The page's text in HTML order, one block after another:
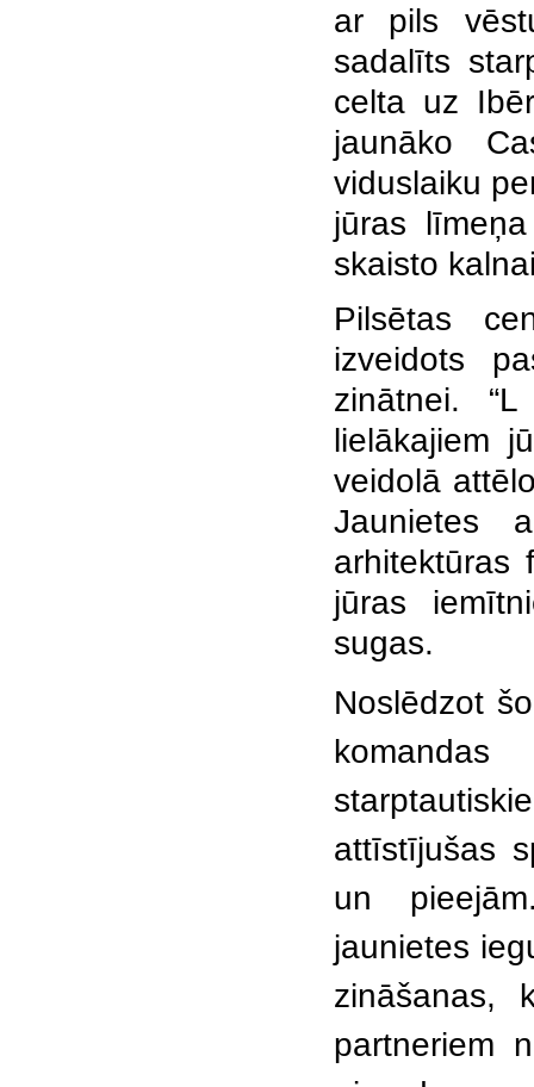
ar pils
sadalīts
celta uz
jaunāko
viduslaiku
jūras
skaisto
Pilsētas
izveidots
zinātnei.
lielākajiem
veidolā
Jaunietes
arhitektūras
jūras
sugas.
Noslēdzot
attīstījušas
un
jaunietes
zināšanas,
partneriem